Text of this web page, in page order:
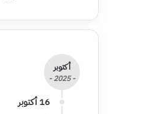
أكتوبر
- 2025 -
16 أكتوبر